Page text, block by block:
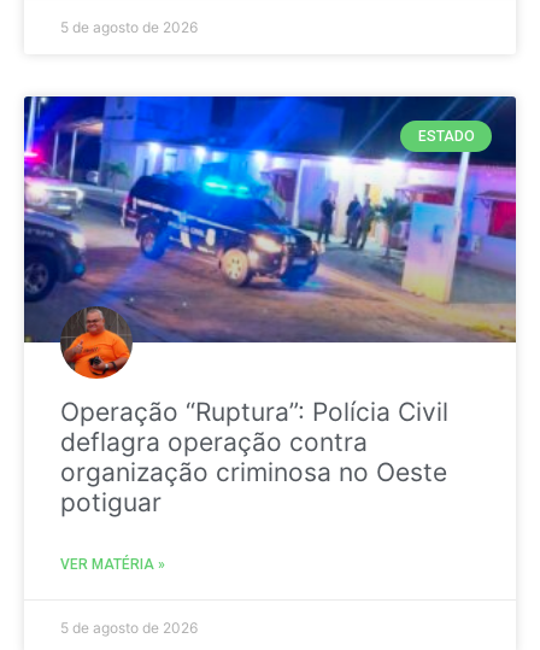
5 de agosto de 2026
ESTADO
Operação “Ruptura”: Polícia Civil
deflagra operação contra
organização criminosa no Oeste
potiguar
VER MATÉRIA »
5 de agosto de 2026